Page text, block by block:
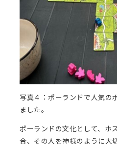
写真４：ポーランドで人気の
ました。
ポーランドの文化として、ホ
合、その人を神様のように大